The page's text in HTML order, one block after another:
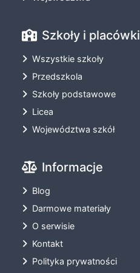
Szkoły i placówki
Wszystkie szkoły
Przedszkola
Szkoły podstawowe
Licea
Województwa szkół
Informacje
Blog
Darmowe materiały
O serwisie
Kontakt
Polityka prywatności